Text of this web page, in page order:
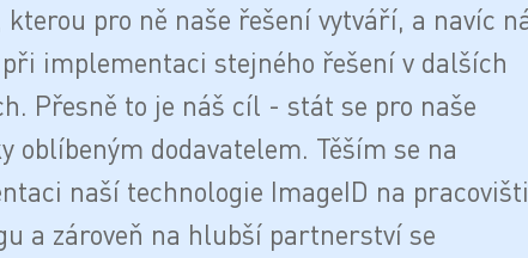
kterou pro ně naše řešení vytváří, a navíc
implementaci stejného řešení v dalších
Přesně to je náš cíl - stát se pro naše
oblíbeným dodavatelem. Těším se na
naší technologie ImageID na
a zároveň na hlubší partnerství se